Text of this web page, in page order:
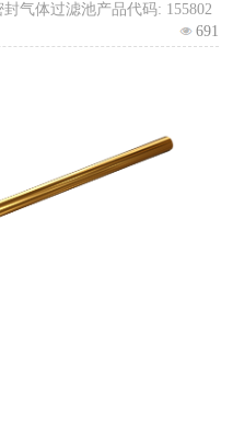
气体过滤池产品代码: 155802
691